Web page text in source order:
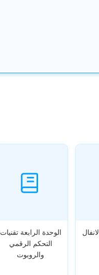
الوحدة الرابعة تقنيات
التحكم الرقمي
والروبوت